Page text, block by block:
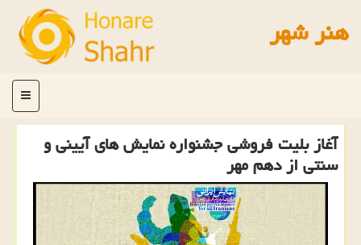
هنر شهر
منو
آغاز بلیت فروشی جشنواره نمایش های آیینی و
سنتی از دهم مهر